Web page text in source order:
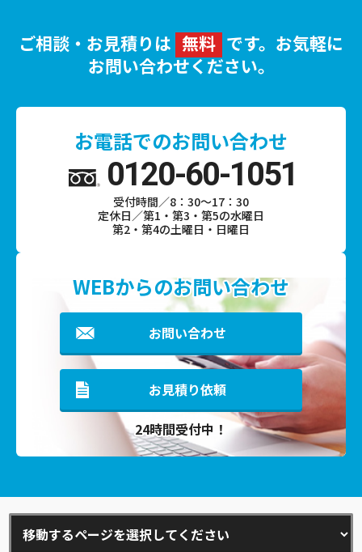
ご相談・お見積りは 無料 です。お気軽に
お問い合わせください。
お電話でのお問い合わせ
0120-60-1051
受付時間／8：30～17：30
定休日／第1・第3・第5の水曜日
第2・第4の土曜日・日曜日
WEBからのお問い合わせ
お問い合わせ
お見積り依頼
24時間受付中！